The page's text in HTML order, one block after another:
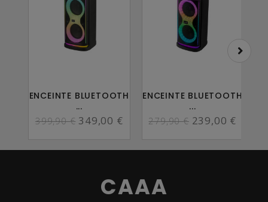
ENCEINTE BLUETOOTH
...
399,90 € 349,00 €
ENCEINTE BLUETOOTH
...
279,90 € 239,00 €
CAAA